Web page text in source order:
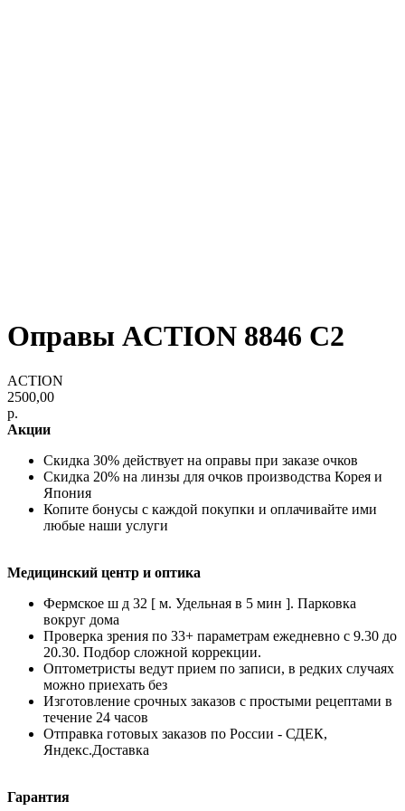
Оправы ACTION 8846 C2
ACTION
2500,00
р.
Акции
Скидка 30% действует на оправы при заказе очков
Скидка 20% на линзы для очков производства Корея и
Япония
Копите бонусы с каждой покупки и оплачивайте ими
любые наши услуги
Медицинский центр и оптика
Фермское ш д 32 [ м. Удельная в 5 мин ]. Парковка
вокруг дома
Проверка зрения по 33+ параметрам ежедневно с 9.30 до
20.30. Подбор сложной коррекции.
Оптометристы ведут прием по записи, в редких случаях
можно приехать без
Изготовление срочных заказов с простыми рецептами в
течение 24 часов
Отправка готовых заказов по России - СДЕК,
Яндекс.Доставка
Гарантия